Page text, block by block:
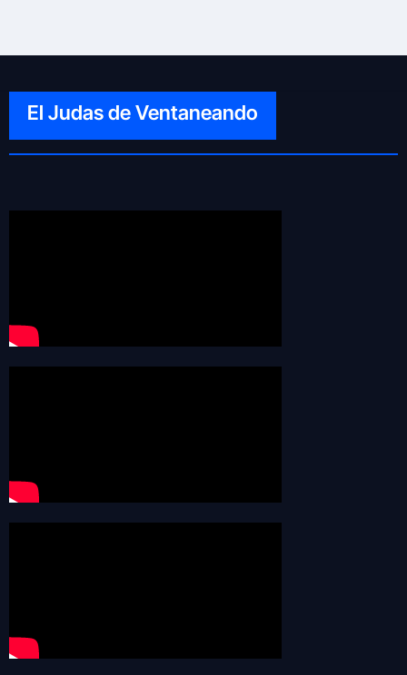
El Judas de Ventaneando